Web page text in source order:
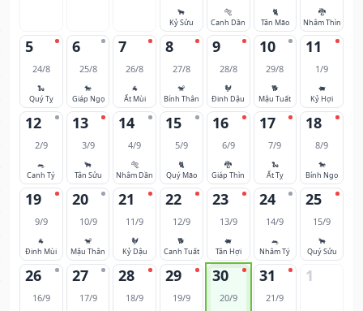
🐂
Kỷ Sửu
🐅
Canh Dần
🐈
Tân Mão
🐉
Nhâm Thìn
5
24/8
🐍
Quý Tỵ
6
25/8
🐎
Giáp Ngọ
7
26/8
🐐
Ất Mùi
8
27/8
🐒
Bính Thân
9
28/8
🐓
Đinh Dậu
10
29/8
🐕
Mậu Tuất
11
1/9
🐖
Kỷ Hợi
12
2/9
🐀
Canh Tý
13
3/9
🐂
Tân Sửu
14
4/9
🐅
Nhâm Dần
15
5/9
🐈
Quý Mão
16
6/9
🐉
Giáp Thìn
17
7/9
🐍
Ất Tỵ
18
8/9
🐎
Bính Ngọ
19
9/9
🐐
Đinh Mùi
20
10/9
🐒
Mậu Thân
21
11/9
🐓
Kỷ Dậu
22
12/9
🐕
Canh Tuất
23
13/9
🐖
Tân Hợi
24
14/9
🐀
Nhâm Tý
25
15/9
🐂
Quý Sửu
26
16/9
27
17/9
28
18/9
29
19/9
30
20/9
31
21/9
1